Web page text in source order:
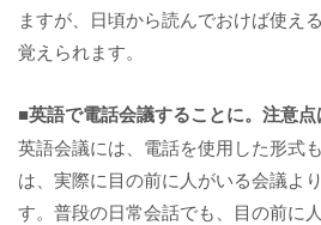
ますが、日頃から読んでおけば使え
覚えられます。
■英語で電話会議することに。注意点
英語会議には、電話を使用した形式
は、実際に目の前に人がいる会議よ
す。普段の日常会話でも、目の前に